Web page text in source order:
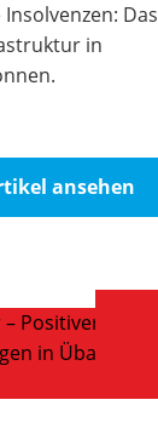
Das
in
ansehen